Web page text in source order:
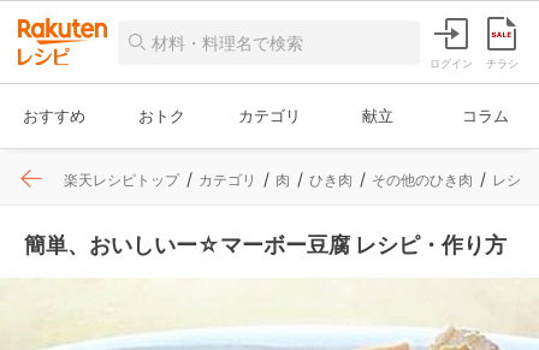
ログイン チラシ
おすすめ おトク カテゴリ 献立 コラム
楽天レシピトップ カテゴリ 肉 ひき肉 その他のひき肉 レシ
簡単、おいしいー☆マーボー豆腐 レシピ・作り方